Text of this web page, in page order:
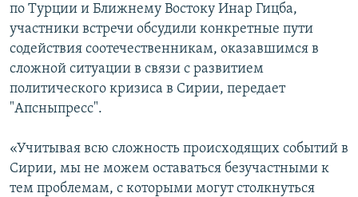
ЧИТАЕМ ПРЕССУ
Все сайты РСЕ/РС
по Турции и Ближнему Востоку Инар Гицба,
участники встречи обсудили конкретные пути
содействия соотечественникам, оказавшимся в
сложной ситуации в связи с развитием
политического кризиса в Сирии, передает
"Апсныпресс".
«Учитывая всю сложность происходящих событий в
Сирии, мы не можем оставаться безучастными к
тем проблемам, с которыми могут столкнуться